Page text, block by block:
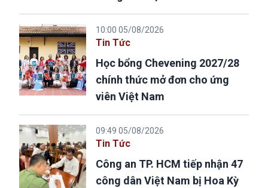
10:00 05/08/2026
Tin Tức
Học bổng Chevening 2027/28
chính thức mở đơn cho ứng
viên Việt Nam
09:49 05/08/2026
Tin Tức
Công an TP. HCM tiếp nhận 47
công dân Việt Nam bị Hoa Kỳ